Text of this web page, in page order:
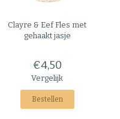
Clayre & EefFles met
gehaakt jasje
€4,50
Vergelijk
Bestellen